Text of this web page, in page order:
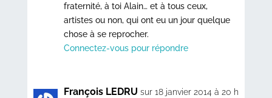
fraternité, à toi Alain… et à tous ceux,
artistes ou non, qui ont eu un jour quelque
chose à se reprocher.
Connectez-vous pour répondre
François LEDRU sur 18 janvier 2014 à 20 h